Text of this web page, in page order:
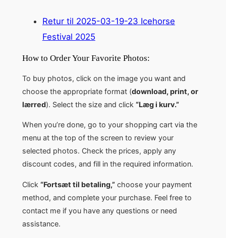
Retur til 2025-03-19-23 Icehorse
Festival 2025
How to Order Your Favorite Photos:
To buy photos, click on the image you want and
choose the appropriate format (download, print, or
lærred). Select the size and click “Læg i kurv.”
When you’re done, go to your shopping cart via the
menu at the top of the screen to review your
selected photos. Check the prices, apply any
discount codes, and fill in the required information.
Click “Fortsæt til betaling,”choose your payment
method, and complete your purchase. Feel free to
contact me if you have any questions or need
assistance.